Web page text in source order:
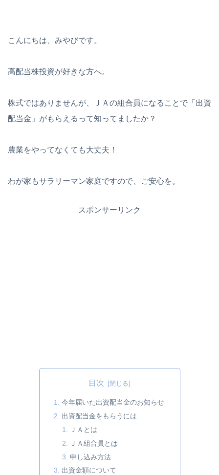
こんにちは、みやびです。
高配当株投資が好きな方へ。
株式ではありませんが、ＪＡの組合員になることで「出資
配当金」がもらえるって知ってましたか？
農業をやってなくても大丈夫！
わが家もサラリーマン家庭ですので、ご安心を。
スポンサーリンク
目次
今年届いた出資配当金のお知らせ
出資配当金をもらうには
ＪＡとは
ＪＡ組合員とは
申し込み方法
出資金額について